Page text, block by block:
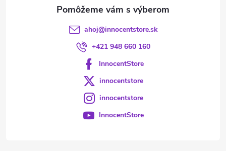
ahoj@innocentstore.sk
+421 948 660 160
InnocentStore
innocentstore
innocentstore
InnocentStore